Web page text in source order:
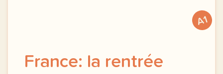
A1
France: la rentrée